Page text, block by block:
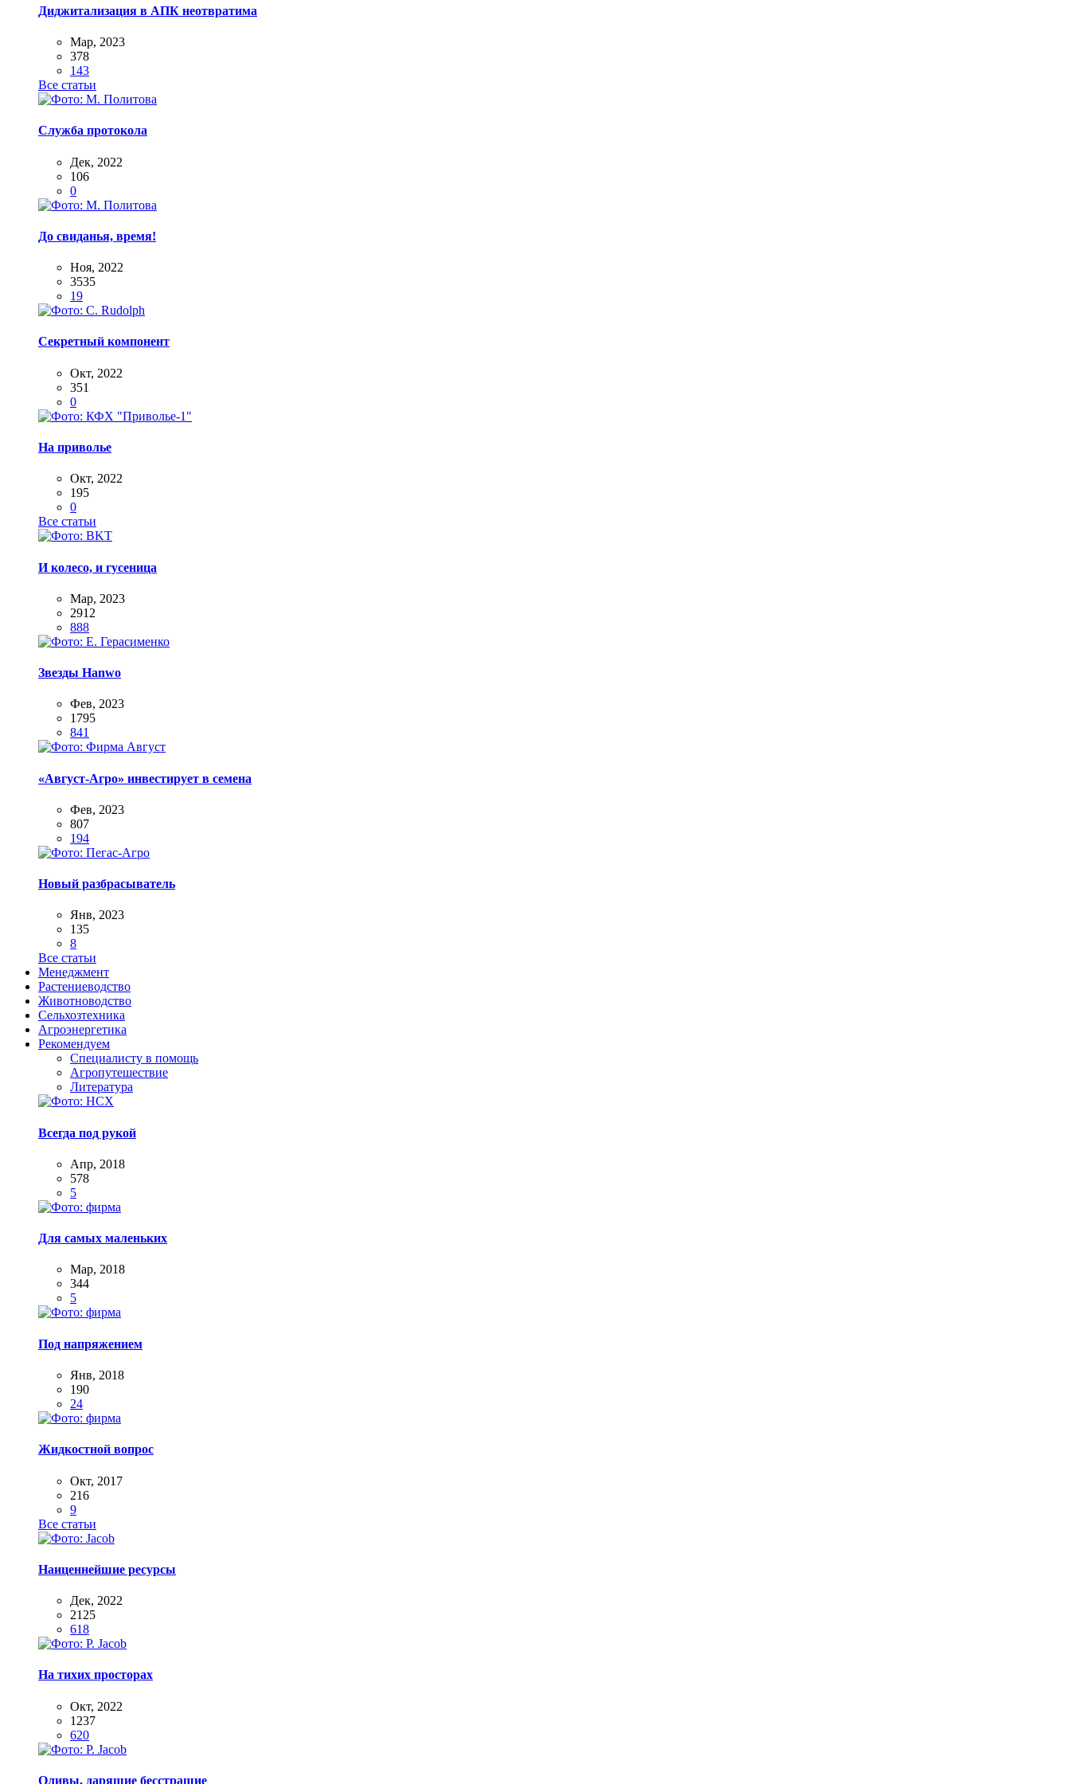
Диджитализация в АПК неотвратима
Мар, 2023
378
143
Все статьи
Служба протокола
Дек, 2022
106
0
До свиданья, время!
Ноя, 2022
3535
19
Секретный компонент
Окт, 2022
351
0
На приволье
Окт, 2022
195
0
Все статьи
И колесо, и гусеница
Мар, 2023
2912
888
Звезды Hanwo
Фев, 2023
1795
841
«Август-Агро» инвестирует в семена
Фев, 2023
807
194
Новый разбрасыватель
Янв, 2023
135
8
Все статьи
Менеджмент
Растениеводство
Животноводство
Сельхозтехника
Агроэнергетика
Рекомендуем
Специалисту в помощь
Агропутешествие
Литература
Всегда под рукой
Апр, 2018
578
5
Для самых маленьких
Мар, 2018
344
5
Под напряжением
Янв, 2018
190
24
Жидкостной вопрос
Окт, 2017
216
9
Все статьи
Наиценнейшие ресурсы
Дек, 2022
2125
618
На тихих просторах
Окт, 2022
1237
620
Оливы, дарящие бесстрашие